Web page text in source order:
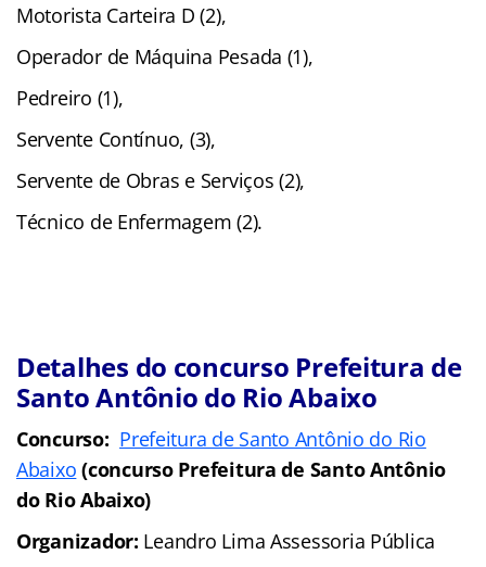
Motorista Carteira D (2),
Operador de Máquina Pesada (1),
Pedreiro (1),
Servente Contínuo, (3),
Servente de Obras e Serviços (2),
Técnico de Enfermagem (2).
Detalhes do concurso Prefeitura de
Santo Antônio do Rio Abaixo
Concurso: Prefeitura de Santo Antônio do Rio
Abaixo (concurso Prefeitura de Santo Antônio
do Rio Abaixo)
Organizador: Leandro Lima Assessoria Pública